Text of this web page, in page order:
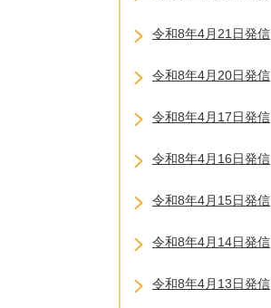
令和8年4月21日発信
令和8年4月20日発信
令和8年4月17日発信
令和8年4月16日発信
令和8年4月15日発信
令和8年4月14日発信
令和8年4月13日発信